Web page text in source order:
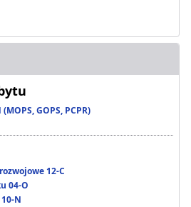
GOPS, PCPR)
12-C
04-O
N